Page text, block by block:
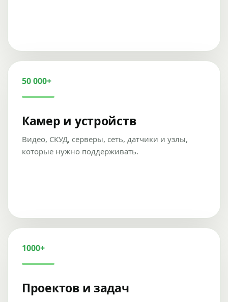
50 000+
Камер и устройств
Видео, СКУД, серверы, сеть, датчики и узлы,
которые нужно поддерживать.
1000+
Проектов и задач